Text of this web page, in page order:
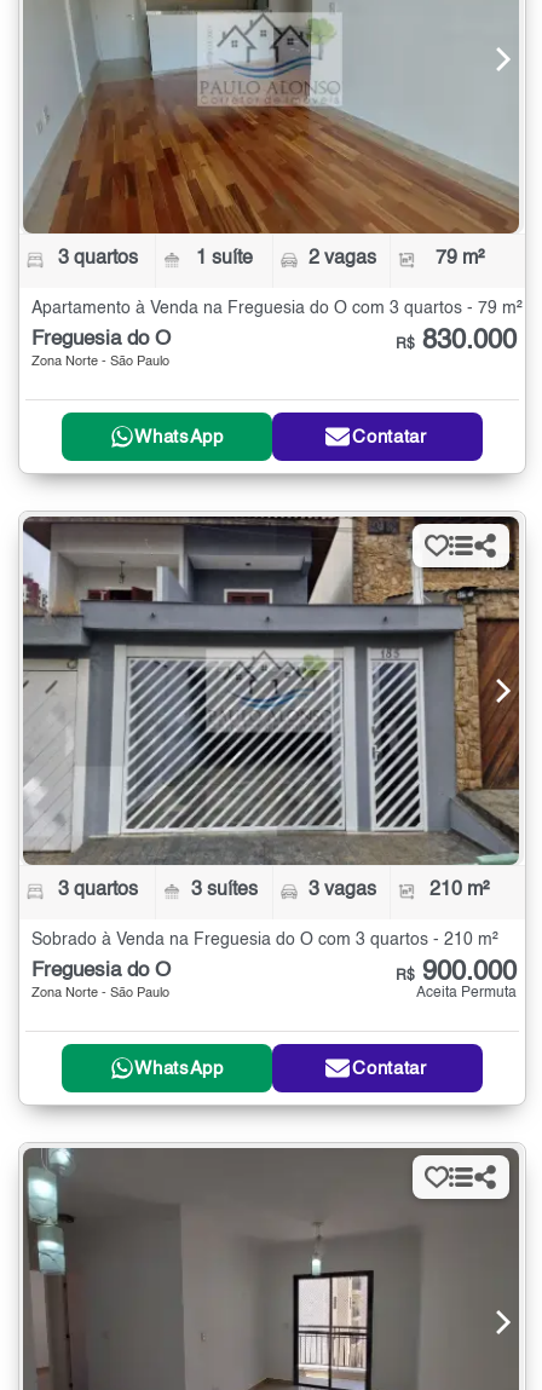
3 quartos 1 suíte 2 vagas 79 m²
Apartamento à Venda na Freguesia do Ó com 3 quartos - 79 m²
Freguesia do Ó
Zona Norte - São Paulo
R$ 830.000
WhatsApp Contatar
3 quartos 3 suítes 3 vagas 210 m²
Sobrado à Venda na Freguesia do Ó com 3 quartos - 210 m²
Freguesia do Ó
Zona Norte - São Paulo
R$ 900.000
Aceita Permuta
WhatsApp Contatar